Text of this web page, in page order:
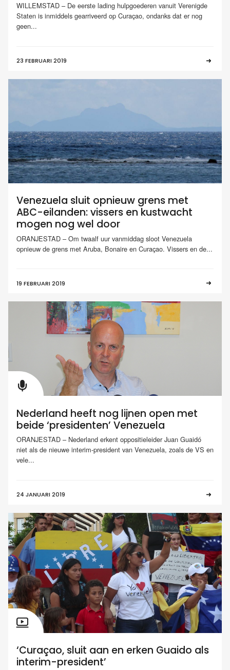
WILLEMSTAD – De eerste lading hulpgoederen vanuit Verenigde
Staten is inmiddels gearriveerd op Curaçao, ondanks dat er nog
geen...
23 FEBRUARI 2019
Venezuela sluit opnieuw grens met
ABC-eilanden: vissers en kustwacht
mogen nog wel door
ORANJESTAD – Om twaalf uur vanmiddag sloot Venezuela
opnieuw de grens met Aruba, Bonaire en Curaçao. Vissers en de...
19 FEBRUARI 2019
Nederland heeft nog lijnen open met
beide ‘presidenten’ Venezuela
ORANJESTAD – Nederland erkent oppositieleider Juan Guaidó
niet als de nieuwe interim-president van Venezuela, zoals de VS en
vele...
24 JANUARI 2019
‘Curaçao, sluit aan en erken Guaido als
interim-president’